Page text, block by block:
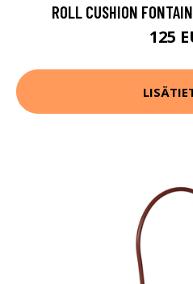
ROLL CUSHION
125